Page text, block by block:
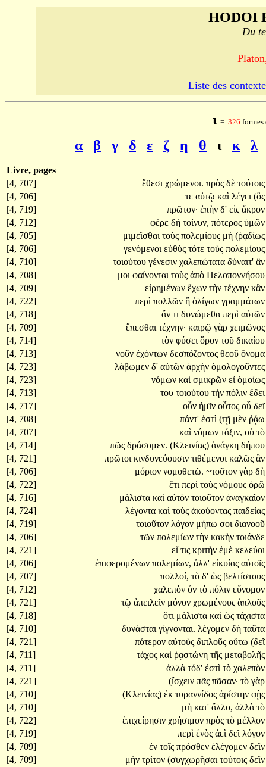
HODOI
Du
Liste des
ι= 326
α β γ δ ε ζ η θ ι κ λ
Livre, pages
[4, 707]
ἔθεσι χρώμενοι. πρὸς δὲ τούτοις
[4, 706]
τε αὐτῷ καὶ λέγει (ὃς
[4, 719]
πρῶτον· ἐπὴν δ' εἰς ἄκρον
[4, 712]
φέρε δὴ τοίνυν, πότερος ὑμῶν
[4, 705]
μιμεῖσθαι τοὺς πολεμίους μὴ (ῥᾳδίως
[4, 706]
γενόμενοι εὐθὺς τότε τοὺς πολεμίους
[4, 710]
τοιούτου γένεσιν χαλεπώτατα δύναιτ' ἂν
[4, 708]
μοι φαίνονται τοὺς ἀπὸ Πελοποννήσου
[4, 709]
εἰρημένων ἔχων τὴν τέχνην κἂν
[4, 722]
περὶ πολλῶν ἢ ὀλίγων γραμμάτων
[4, 718]
ἄν τι δυνώμεθα περὶ αὐτῶν
[4, 709]
ἕπεσθαι τέχνην· καιρῷ γὰρ χειμῶνος
[4, 714]
τὸν φύσει ὅρον τοῦ δικαίου
[4, 713]
νοῦν ἐχόντων δεσπόζοντος θεοῦ ὄνομα
[4, 723]
λάβωμεν δ' αὐτῶν ἀρχὴν ὁμολογοῦντες
[4, 723]
νόμων καὶ σμικρῶν εἰ ὁμοίως
[4, 713]
του τοιούτου τὴν πόλιν ἔδει
[4, 717]
οὖν ἡμῖν οὗτος οὗ δεῖ
[4, 708]
πάντ' ἐστὶ (τῇ μὲν ῥᾴω
[4, 707]
καὶ νόμων τάξιν, οὐ τὸ
[4, 714]
πῶς δράσομεν. (Κλεινίας) ἀνάγκη δήπου
[4, 721]
πρῶτοι κινδυνεύουσιν τιθέμενοι καλῶς ἂν
[4, 706]
μόριον νομοθετῶ. ~τοῦτον γὰρ δὴ
[4, 722]
ἔτι περὶ τοὺς νόμους ὁρῶ
[4, 716]
μάλιστα καὶ αὐτὸν τοιοῦτον ἀναγκαῖον
[4, 724]
λέγοντα καὶ τοὺς ἀκούοντας παιδείας
[4, 719]
τοιοῦτον λόγον μήπω σοι διανοοῦ
[4, 706]
τῶν πολεμίων τὴν κακὴν τοιάνδε
[4, 721]
εἴτις κριτὴν ἐμὲ κελεύοι
[4, 706]
ἐπιφερομένων πολεμίων, ἀλλ' εἰκυίας αὐτοῖς
[4, 707]
πολλοί, τὸ δ' ὡς βελτίστους
[4, 712]
χαλεπὸν ὂν τὸ πόλιν εὔνομον
[4, 721]
τῷ ἀπειλεῖν μόνον χρωμένους ἁπλοῦς
[4, 718]
ὅτι μάλιστα καὶ ὡς τάχιστα
[4, 710]
δυνάσται γίγνονται. λέγομεν δὴ ταῦτα
[4, 721]
πότερον αὐτοὺς διπλοῦς οὕτω (δεῖ
[4, 711]
τάχος καὶ ῥᾳστώνη τῆς μεταβολῆς
[4, 711]
ἀλλὰ τόδ' ἐστὶ τὸ χαλεπὸν
[4, 721]
(ἴσχειν πᾶς πᾶσαν· τὸ γὰρ
[4, 710]
(Κλεινίας) ἐκ τυραννίδος ἀρίστην φῂς
[4, 710]
μὴ κατ' ἄλλο, ἀλλὰ τὸ
[4, 722]
ἐπιχείρησιν χρήσιμον πρὸς τὸ μέλλον
[4, 719]
περὶ ἑνὸς ἀεὶ δεῖ λόγον
[4, 709]
ἐν τοῖς πρόσθεν ἐλέγομεν δεῖν
[4, 709]
μὴν τρίτον (συγχωρῆσαι τούτοις δεῖν